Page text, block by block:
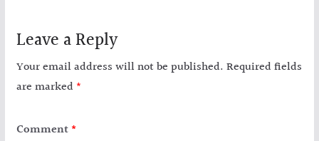
Leave a Reply
Your email address will not be published. Required fields
are marked *
Comment *